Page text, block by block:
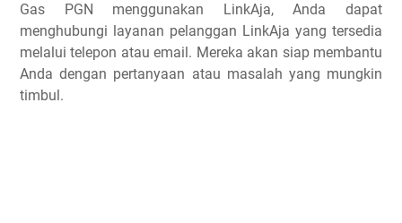
Gas PGN menggunakan LinkAja, Anda dapat
menghubungi layanan pelanggan LinkAja yang tersedia
melalui telepon atau email. Mereka akan siap membantu
Anda dengan pertanyaan atau masalah yang mungkin
timbul.